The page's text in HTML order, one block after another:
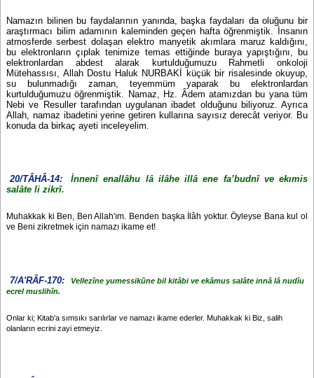
Namazın bilinen bu faydalarının yanında, başka faydaları da oluğunu bir
araştırmacı bilim adamının kaleminden geçen hafta öğrenmiştik. İnsanın
atmosferde serbest dolaşan elektro manyetik akımlara maruz kaldığını,
bu elektronların çıplak tenimize temas ettiğinde buraya yapıştığını, bu
elektronlardan abdest alarak kurtulduğumuzu Rahmetli onkoloji
Mütehassısı, Allah Dostu Haluk NURBAKİ küçük bir risalesinde okuyup,
su bulunmadığı zaman, teyemmüm yaparak bu elektronlardan
kurtulduğumuzu öğrenmiştik. Namaz, Hz. Âdem atamızdan bu yana tüm
Nebi ve Resuller tarafından uygulanan ibadet olduğunu biliyoruz. Ayrıca
Allah, namaz ibadetini yerine getiren kullarına sayısız derecât veriyor. Bu
konuda da birkaç ayeti inceleyelim.
20/TÂHÂ-14:
İnnenî enallâhu lâ ilâhe illâ ene fa’budnî ve ekımis
salâte li zikrî.
Muhakkak ki Ben, Ben Allah'ım. Benden başka İlâh yoktur. Öyleyse Bana kul ol
ve Beni zikretmek için namazı ikame et!
7/A'RÂF-170:
Vellezîne yumessikûne bil kitâbi ve ekâmus salâte innâ lâ nudîu
ecrel muslihîn.
Onlar ki; Kitab'a sımsıkı sarılırlar ve namazı ikame ederler. Muhakkak ki Biz, salih
olanların ecrini zayi etmeyiz.